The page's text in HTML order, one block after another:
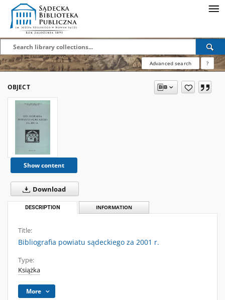
Advanced search ?
OBJECT
Show content
Download
DESCRIPTION INFORMATION
Title:
Bibliografia powiatu sądeckiego za 2001 r.
Type:
Książka
More